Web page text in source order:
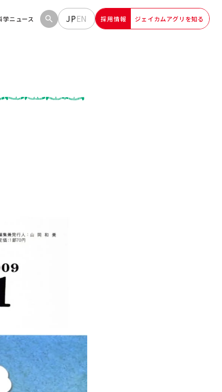
学ニュース JPEN 採用情報 ジェイカムアグリを知る